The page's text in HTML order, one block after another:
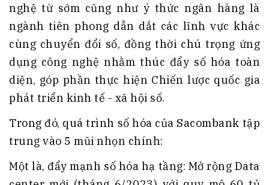
nghệ từ sớm cũng như ý thức ngân hàng là
ngành tiên phong dẫn dắt các lĩnh vực khác
cùng chuyển đổi số, đồng thời chú trọng ứng
dụng công nghệ nhằm thúc đẩy số hóa toàn
diện, góp phần thực hiện Chiến lược quốc gia
phát triển kinh tế - xã hội số.
Trong đó, quá trình số hóa của Sacombank tập
trung vào 5 mũi nhọn chính:
Một là, đẩy mạnh số hóa hạ tầng: Mở rộng Data